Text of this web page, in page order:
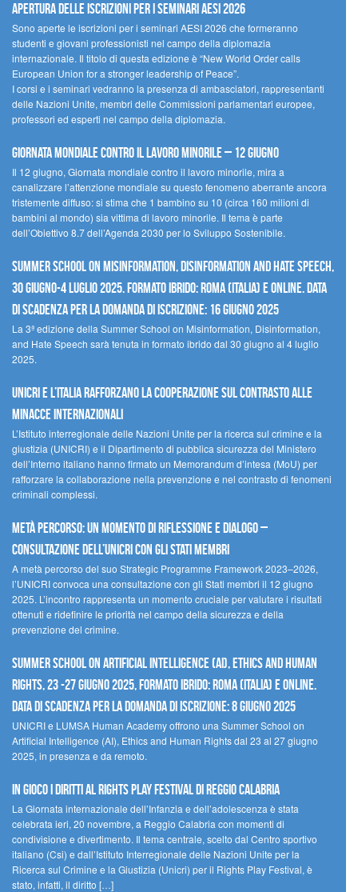
Apertura delle iscrizioni per i seminari AESI 2026
Sono aperte le iscrizioni per i seminari AESI 2026 che formeranno
studenti e giovani professionisti nel campo della diplomazia
internazionale. Il titolo di questa edizione è “New World Order calls
European Union for a stronger leadership of Peace”.
I corsi e i seminari vedranno la presenza di ambasciatori, rappresentanti
delle Nazioni Unite, membri delle Commissioni parlamentari europee,
professori ed esperti nel campo della diplomazia.
Giornata mondiale contro il lavoro minorile – 12 giugno
Il 12 giugno, Giornata mondiale contro il lavoro minorile, mira a
canalizzare l’attenzione mondiale su questo fenomeno aberrante ancora
tristemente diffuso: si stima che 1 bambino su 10 (circa 160 milioni di
bambini al mondo) sia vittima di lavoro minorile. Il tema è parte
dell’Obiettivo 8.7 dell’Agenda 2030 per lo Sviluppo Sostenibile.
Summer School on Misinformation, Disinformation and Hate Speech,
30 giugno-4 luglio 2025. Formato ibrido: Roma (Italia) e online. Data
di scadenza per la domanda di iscrizione: 16 giugno 2025
La 3ª edizione della Summer School on Misinformation, Disinformation,
and Hate Speech sarà tenuta in formato ibrido dal 30 giugno al 4 luglio
2025.
UNICRI e l’Italia rafforzano la cooperazione sul contrasto alle
minacce internazionali
L’Istituto interregionale delle Nazioni Unite per la ricerca sul crimine e la
giustizia (UNICRI) e il Dipartimento di pubblica sicurezza del Ministero
dell’Interno italiano hanno firmato un Memorandum d’intesa (MoU) per
rafforzare la collaborazione nella prevenzione e nel contrasto di fenomeni
criminali complessi.
Metà percorso: un momento di riflessione e dialogo –
Consultazione dell’UNICRI con gli Stati membri
A metà percorso del suo Strategic Programme Framework 2023–2026,
l’UNICRI convoca una consultazione con gli Stati membri il 12 giugno
2025. L’incontro rappresenta un momento cruciale per valutare i risultati
ottenuti e ridefinire le priorità nel campo della sicurezza e della
prevenzione del crimine.
Summer School on Artificial Intelligence (AI), Ethics and Human
Rights, 23 -27 giugno 2025, Formato Ibrido: Roma (Italia) e online.
Data di scadenza per la domanda di iscrizione: 8 giugno 2025
UNICRI e LUMSA Human Academy offrono una Summer School on
Artificial Intelligence (AI), Ethics and Human Rights dal 23 al 27 giugno
2025, in presenza e da remoto.
In gioco i diritti al Rights Play Festival di Reggio Calabria
La Giornata internazionale dell’Infanzia e dell’adolescenza è stata
celebrata ieri, 20 novembre, a Reggio Calabria con momenti di
condivisione e divertimento. Il tema centrale, scelto dal Centro sportivo
italiano (Csi) e dall’Istituto Interregionale delle Nazioni Unite per la
Ricerca sul Crimine e la Giustizia (Unicri) per il Rights Play Festival, è
stato, infatti, il diritto […]